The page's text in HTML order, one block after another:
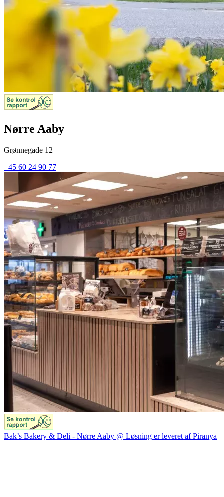
Nørre Aaby
Grønnegade 12
+45 60 24 90 77
Bak’s Bakery & Deli - Nørre Aaby @ Løsning er leveret af Piranya